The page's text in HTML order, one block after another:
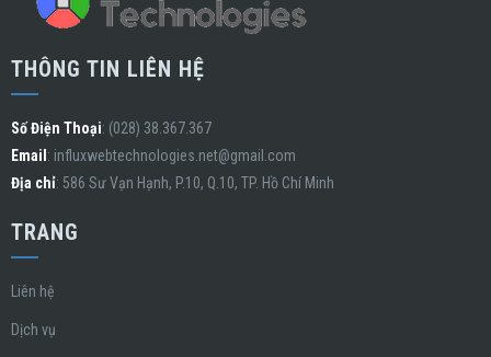
THÔNG TIN LIÊN HỆ
Số Điện Thoại: (028) 38.367.367
Email : influxwebtechnologies.net@gmail.com
Địa chỉ: 586 Sư Vạn Hạnh, P.10, Q.10, TP. Hồ Chí Minh
TRANG
Liên hệ
Dịch vụ